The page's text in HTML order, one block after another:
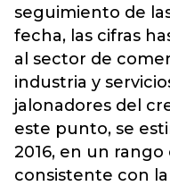
seguimiento de
fecha, las cifras
al sector de
industria y
jalonadores del
este punto, se
2016, en un rango
consistente con